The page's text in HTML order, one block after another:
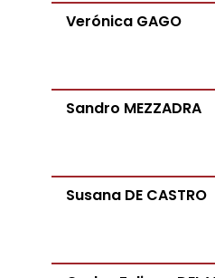
Verónica GAGO
Sandro MEZZADRA
Susana DE CASTRO